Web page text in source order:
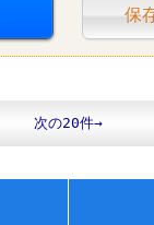
保
次の20件→